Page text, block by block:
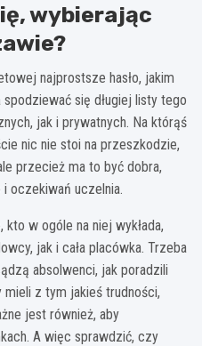
wybierając
najprostsze hasło, jakim
spodziewać się długiej listy tego
jak i prywatnych. Na którąś
nic nie stoi na przeszkodzie,
przecież ma to być dobra,
oczekiwań uczelnia.
w ogóle na niej wykłada,
jak i cała placówka. Trzeba
absolwenci, jak poradzili
z tym jakieś trudności,
jest również, aby
A więc sprawdzić, czy